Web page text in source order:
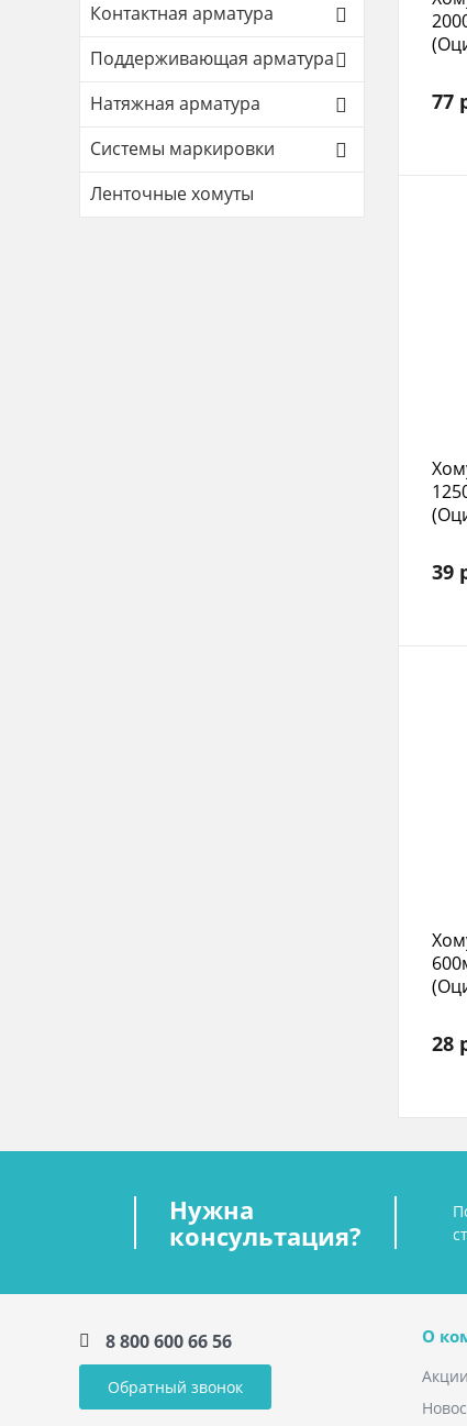
Контактная арматура
Поддерживающая арматура
Натяжная арматура
Системы маркировки
Ленточные хомуты
77
39
28
Нужна
консультация?
8 800 600 66 56
Обратный звонок
О
Акции